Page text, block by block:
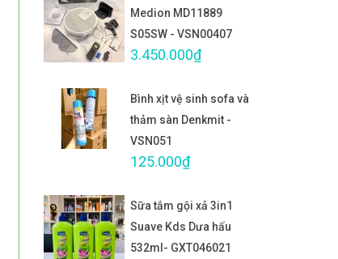
Medion MD11889
S05SW - VSN00407
3.450.000₫
Bình xịt vệ sinh sofa và
thảm sàn Denkmit -
VSN051
125.000₫
Sữa tắm gội xả 3in1
Suave Kds Dưa hấu
532ml- GXT046021